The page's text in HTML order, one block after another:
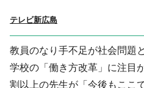
テレビ新広島
教員のなり手不足が社会問題
学校の「働き方改革」に注目
割以上の先生が「今後もここ